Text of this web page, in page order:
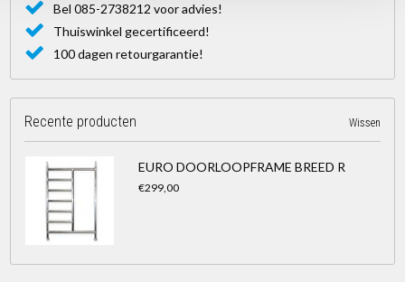
Bel 085-2738212 voor advies!
Thuiswinkel gecertificeerd!
100 dagen retourgarantie!
Recente producten Wissen
EURO DOORLOOPFRAME BREED R
€299,00